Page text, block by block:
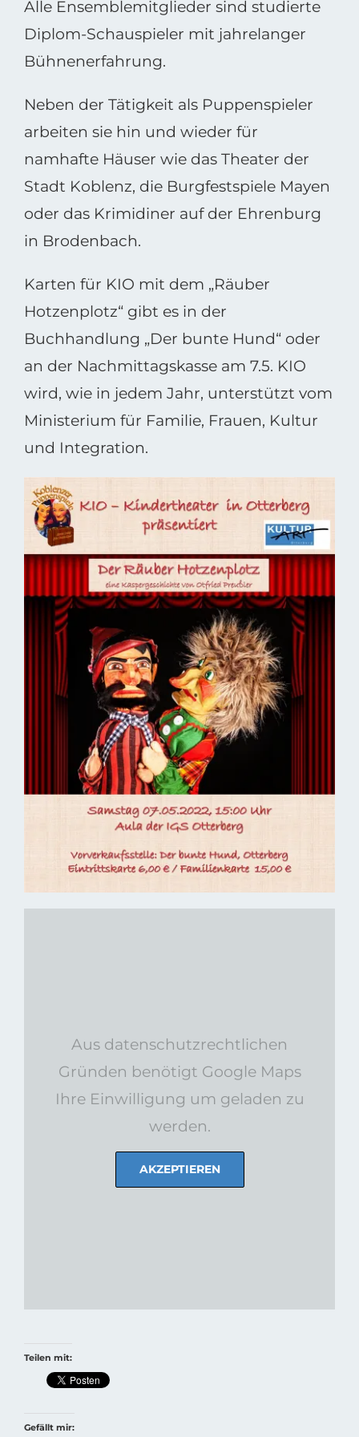
Alle Ensemblemitglieder sind studierte
Diplom-Schauspieler mit jahrelanger
Bühnenerfahrung.
Neben der Tätigkeit als Puppenspieler
arbeiten sie hin und wieder für
namhafte Häuser wie das Theater der
Stadt Koblenz, die Burgfestspiele Mayen
oder das Krimidiner auf der Ehrenburg
in Brodenbach.
Karten für KIO mit dem „Räuber
Hotzenplotz“ gibt es in der
Buchhandlung „Der bunte Hund“ oder
an der Nachmittagskasse am 7.5. KIO
wird, wie in jedem Jahr, unterstützt vom
Ministerium für Familie, Frauen, Kultur
und Integration.
Aus datenschutzrechtlichen
Gründen benötigt Google Maps
Ihre Einwilligung um geladen zu
werden.
AKZEPTIEREN
Teilen mit:
Gefällt mir: